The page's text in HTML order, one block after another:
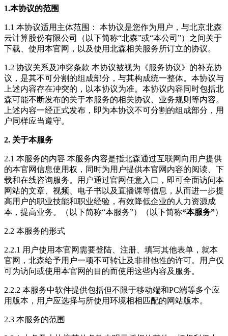
1.本协议的范围
1.1 本协议适用主体范围： 本协议是您作为用户，与北京北森
云计算股份有限公司（以下简称“北森”或“本公司”）之间关于
下载、使用本官网，以及使用北森相关服务所订立的协议。
1.2 协议关系及冲突条款 本协议被视为《服务协议》的补充协
议，是其不可分割的组成部分，与其构成统一整体。本协议与
上述内容存在冲突的，以本协议为准。本协议内容同时包括北
森可能不断发布的关于本服务的相关协议、业务规则等内容。
上述内容一经正式发布，即为本协议不可分割的组成部分，用
户同样应当遵守。
2. 关于本服务
2.1 本服务的内容 本服务内容是指北森通过互联网向用户提供
的本官网信息使用权，同时为用户提供本官网内容的阅读、下
载和在线咨询服务。用户通过官网任意入口，即可全面访问本
网站的文章、视频、电子书以及直播课等信息，从而进一步提
高用户的职业技能和职业经验，有效降低企业的人力资源成
本，提高业务。（以下简称“本服务”）（以下简称“本服务”）
2.2 本服务的形式
2.2.1 用户使用本官网需要登陆、注册、填写其他表单，就本
官网，北森给予用户一项不可转让及非排他性的许可。用户仅
可为访问或使用本官网的目的而使用这些内容及服务。
2.2.2 本服务中软件提供包括但不限于移动端和PC端等多个应
用版本，用户应选择与所使用环境相相匹配的网站版本。
2.3 本服务的范围